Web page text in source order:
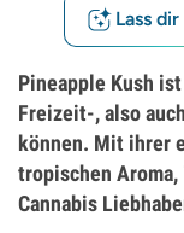
Lass
Pineapple Kush
Freizeit-, also
können. Mit ihrer
tropischen
Cannabis